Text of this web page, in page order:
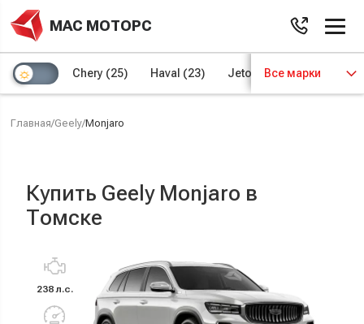
МАС МОТОРС
Chery (25) Haval (23) Jetour (8) Kaiyi (4)
Все марки
Главная/Geely/Monjaro
Купить Geely Monjaro в
Томске
238 л.с.